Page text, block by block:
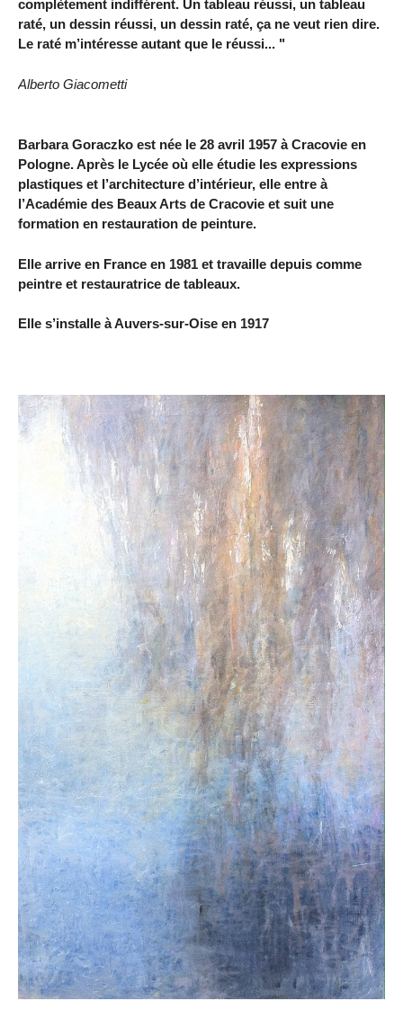
complètement indifférent. Un tableau réussi, un tableau
raté, un dessin réussi, un dessin raté, ça ne veut rien dire.
Le raté m’intéresse autant que le réussi... "
Alberto Giacometti
Barbara Goraczko est née le 28 avril 1957 à Cracovie en
Pologne. Après le Lycée où elle étudie les expressions
plastiques et l’architecture d’intérieur, elle entre à
l’Académie des Beaux Arts de Cracovie et suit une
formation en restauration de peinture.
Elle arrive en France en 1981 et travaille depuis comme
peintre et restauratrice de tableaux.
Elle s’installe à Auvers-sur-Oise en 1917